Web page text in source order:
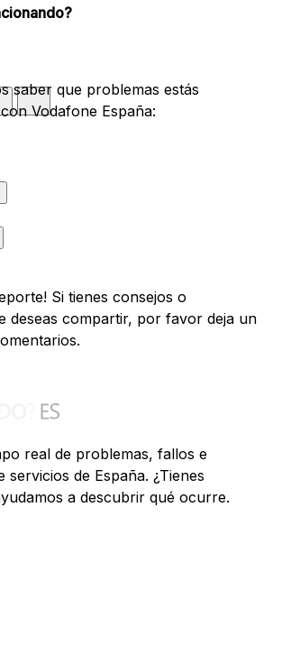
saber que problemas estás
Vodafone España:
Si tienes consejos o
deseas compartir, por favor deja un
real de problemas, fallos e
servicios de España. ¿Tienes
a descubrir qué ocurre.